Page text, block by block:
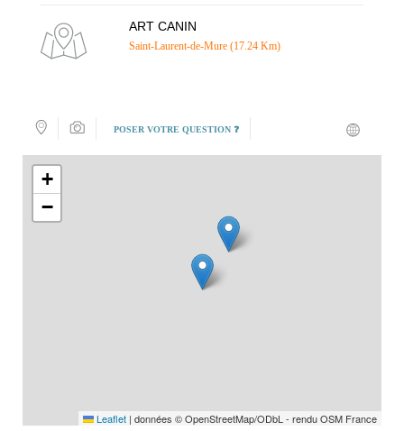
ART CANIN
Saint-Laurent-de-Mure (17.24 Km)
POSER VOTRE QUESTION ❓
+
−
Leaflet | données © OpenStreetMap/ODbL - rendu OSM France